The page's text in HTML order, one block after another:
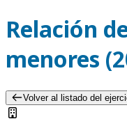
Relación
menores
Volver al listado del